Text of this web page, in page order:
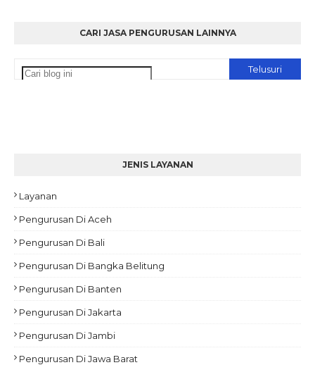
CARI JASA PENGURUSAN LAINNYA
JENIS LAYANAN
Layanan
Pengurusan Di Aceh
Pengurusan Di Bali
Pengurusan Di Bangka Belitung
Pengurusan Di Banten
Pengurusan Di Jakarta
Pengurusan Di Jambi
Pengurusan Di Jawa Barat